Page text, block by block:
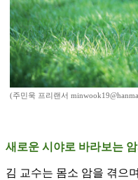
(주민욱 프리랜서
새로운 시야로 바라보는
김 교수는 몸소 암을 겪으